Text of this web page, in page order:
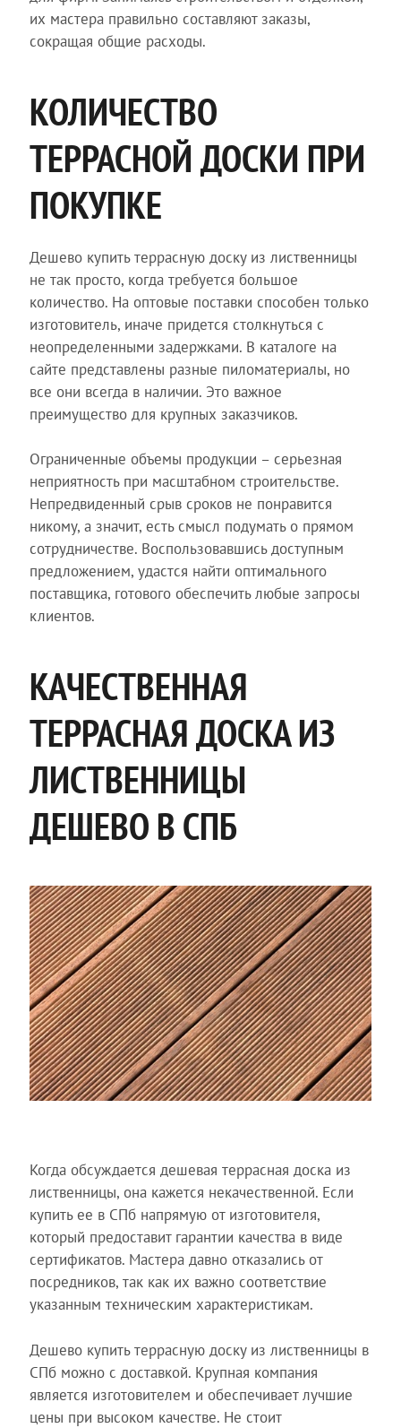
их мастера правильно составляют заказы,
сокращая общие расходы.
КОЛИЧЕСТВО
ТЕРРАСНОЙ ДОСКИ ПРИ
ПОКУПКЕ
Дешево купить террасную доску из лиственницы
не так просто, когда требуется большое
количество. На оптовые поставки способен только
изготовитель, иначе придется столкнуться с
неопределенными задержками. В каталоге на
сайте представлены разные пиломатериалы, но
все они всегда в наличии. Это важное
преимущество для крупных заказчиков.
Ограниченные объемы продукции – серьезная
неприятность при масштабном строительстве.
Непредвиденный срыв сроков не понравится
никому, а значит, есть смысл подумать о прямом
сотрудничестве. Воспользовавшись доступным
предложением, удастся найти оптимального
поставщика, готового обеспечить любые запросы
клиентов.
КАЧЕСТВЕННАЯ
ТЕРРАСНАЯ ДОСКА ИЗ
ЛИСТВЕННИЦЫ
ДЕШЕВО В СПБ
Когда обсуждается дешевая террасная доска из
лиственницы, она кажется некачественной. Если
купить ее в СПб напрямую от изготовителя,
который предоставит гарантии качества в виде
сертификатов. Мастера давно отказались от
посредников, так как их важно соответствие
указанным техническим характеристикам.
Дешево купить террасную доску из лиственницы в
СПб можно с доставкой. Крупная компания
является изготовителем и обеспечивает лучшие
цены при высоком качестве. Не стоит